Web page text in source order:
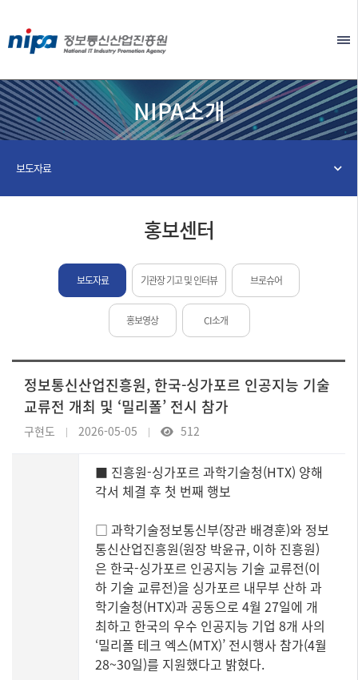
NIPA소개
보도자료
홍보센터
보도자료 기관장 기고 및 인터뷰 브로슈어
홍보영상 CI소개
정보통신산업진흥원, 한국-싱가포르 인공지능 기술
교류전 개최 및 ‘밀리폴’ 전시 참가
구현도 2026-05-05 512
■ 진흥원-싱가포르 과학기술청(HTX) 양해
각서 체결 후 첫 번째 행보
□ 과학기술정보통신부(장관 배경훈)와 정보
통신산업진흥원(원장 박윤규, 이하 진흥원)
은 한국-싱가포르 인공지능 기술 교류전(이
하 기술 교류전)을 싱가포르 내무부 산하 과
학기술청(HTX)과 공동으로 4월 27일에 개
최하고 한국의 우수 인공지능 기업 8개 사의
‘밀리폴 테크 엑스(MTX)’ 전시행사 참가(4월
28~30일)를 지원했다고 밝혔다.